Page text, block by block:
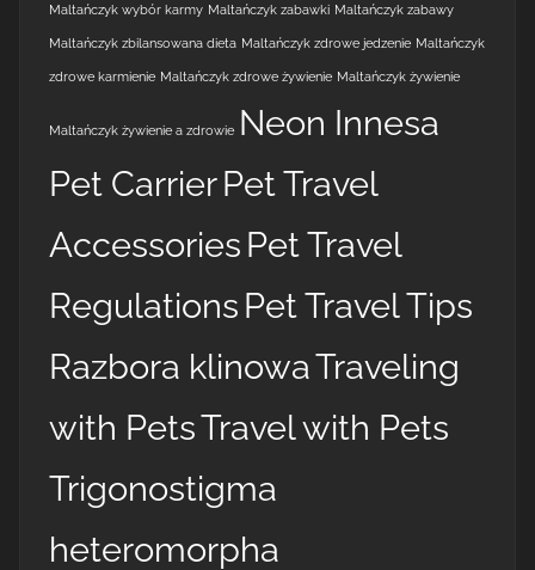
Maltańczyk wybór karmy Maltańczyk zabawki Maltańczyk zabawy
Maltańczyk zbilansowana dieta Maltańczyk zdrowe jedzenie Maltańczyk
zdrowe karmienie Maltańczyk zdrowe żywienie Maltańczyk żywienie
Maltańczyk żywienie a zdrowie Neon Innesa
Pet CarrierPet Travel
Accessories Pet Travel
Regulations Pet Travel Tips
Razbora klinowaTraveling
with PetsTravel with Pets
Trigonostigma
heteromorpha